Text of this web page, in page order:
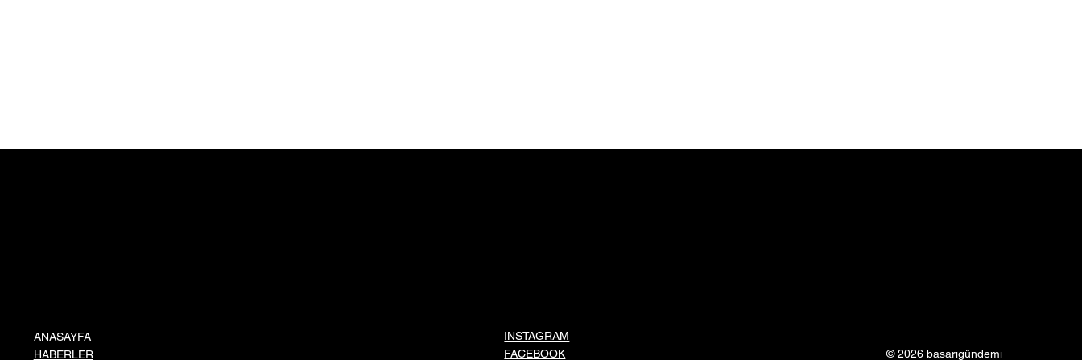
ANASAYFA
HABERLER
INSTAGRAM
FACEBOOK
© 2026 basarigündemi